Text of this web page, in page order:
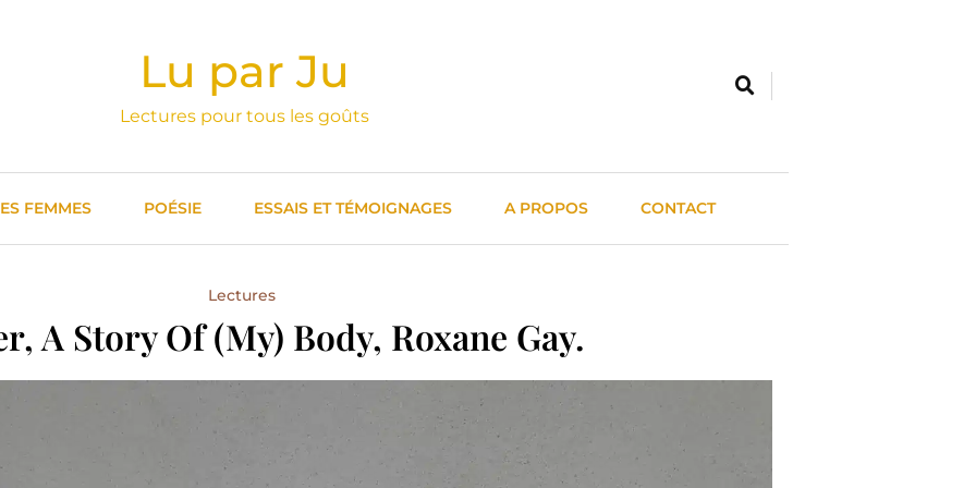
Lu par Ju
Lectures pour tous les goûts
FEMMES POÉSIE ESSAIS ET TÉMOIGNAGES A PROPOS CONTACT
Lectures
A Story Of (my) Body, Roxane Gay.